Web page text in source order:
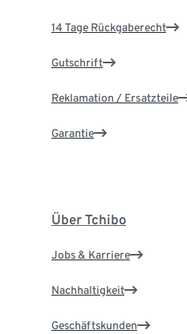
14 Tage Rückgaberecht
Gutschrift
Reklamation / Ersatzteile
Garantie
Über Tchibo
Jobs & Karriere
Nachhaltigkeit
Geschäftskunden